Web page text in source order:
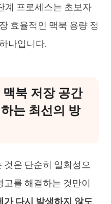
계 프로세스는 초보자
효율적인 맥북 용량 정
나입니다.
북 저장 공간
는 최선의 방
것은 단순히 일회성으
고를 해결하는 것만이
가 다시 발생하지 않도